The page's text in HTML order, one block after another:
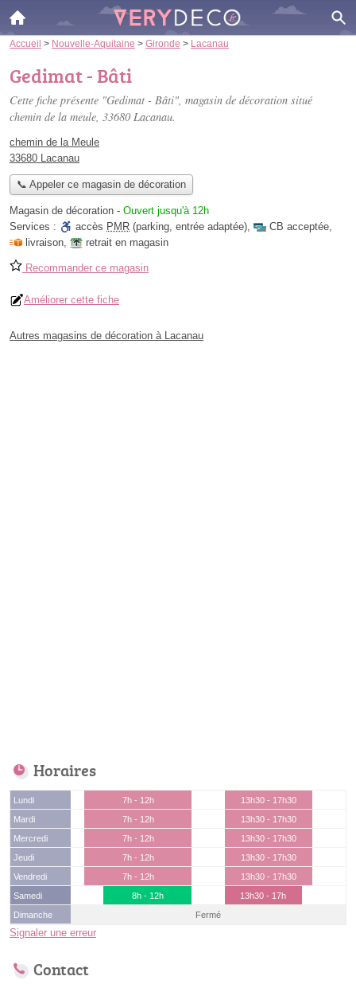
Accueil > Nouvelle-Aquitaine > Gironde > Lacanau
Gedimat - Bâti
Cette fiche présente "Gedimat - Bâti", magasin de décoration situé
chemin de la meule, 33680 Lacanau.
chemin de la Meule
33680 Lacanau
📞 Appeler ce magasin de décoration
Magasin de décoration - Ouvert jusqu'à 12h
Services :
accès PMR (parking, entrée adaptée), CB acceptée,
livraison, retrait en magasin
Recommander ce magasin
Améliorer cette fiche
Autres magasins de décoration à Lacanau
Horaires
Lundi 7h - 12h
13h30 - 17h30
Mardi
7h - 12h
13h30 - 17h30
Mercredi
7h - 12h
13h30 - 17h30
Jeudi
7h - 12h
13h30 - 17h30
Vendredi
7h - 12h
13h30 - 17h30
Samedi
8h - 12h
13h30 - 17h
Dimanche
Fermé
Signaler une erreur
Contact